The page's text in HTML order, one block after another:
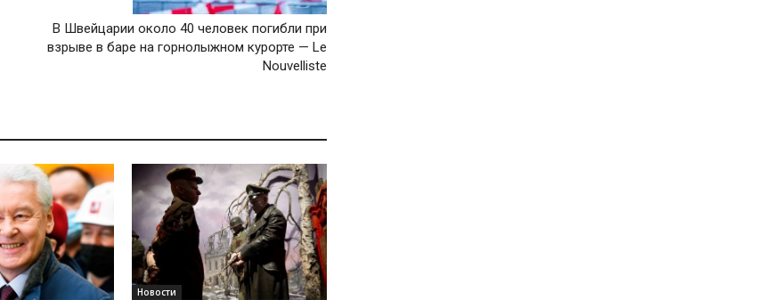
В Швейцарии около 40 человек погибли при
взрыве в баре на горнолыжном курорте — Le
Nouvelliste
Новости